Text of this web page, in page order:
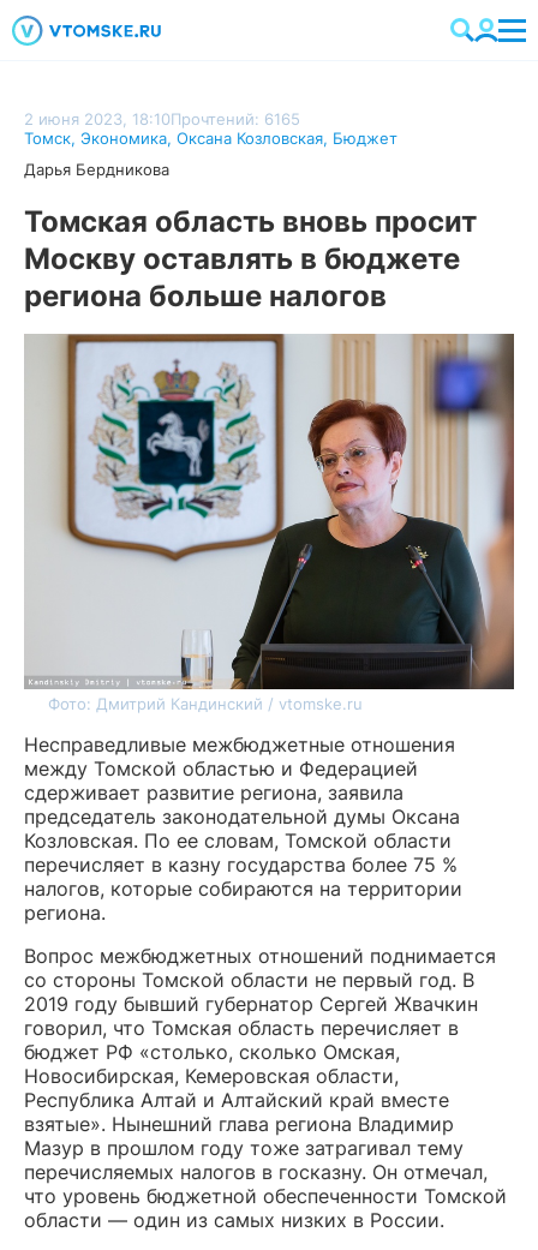
2 июня 2023, 18:10Прочтений: 6165
Томск, Экономика, Оксана Козловская, Бюджет
Дарья Бердникова
Томская область вновь просит
Москву оставлять в бюджете
региона больше налогов
Фото: Дмитрий Кандинский / vtomske.ru
Несправедливые межбюджетные отношения
между Томской областью и Федерацией
сдерживает развитие региона, заявила
председатель законодательной думы Оксана
Козловская. По ее словам, Томской области
перечисляет в казну государства более 75 %
налогов, которые собираются на территории
региона.
Вопрос межбюджетных отношений поднимается
со стороны Томской области не первый год. В
2019 году бывший губернатор Сергей Жвачкин
говорил, что Томская область перечисляет в
бюджет РФ «столько, сколько Омская,
Новосибирская, Кемеровская области,
Республика Алтай и Алтайский край вместе
взятые». Нынешний глава региона Владимир
Мазур в прошлом году тоже затрагивал тему
перечисляемых налогов в госказну. Он отмечал,
что уровень бюджетной обеспеченности Томской
области — один из самых низких в России.